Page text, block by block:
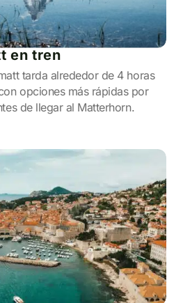
en tren
tarda alrededor de 4 horas
opciones más rápidas por
de llegar al Matterhorn.